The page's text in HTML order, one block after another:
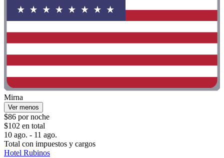
Mirna
Ver menos
$86 por noche
$102 en total
10 ago. - 11 ago.
Total con impuestos y cargos
Hotel Rubinos